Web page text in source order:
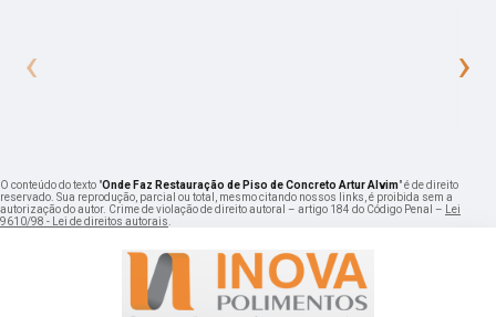
‹ ›
O conteúdo do texto "Onde Faz Restauração de Piso de Concreto Artur Alvim" é de direito
reservado. Sua reprodução, parcial ou total, mesmo citando nossos links, é proibida sem a
autorização do autor. Crime de violação de direito autoral – artigo 184 do Código Penal –
Lei
9610/98 - Lei de direitos autorais